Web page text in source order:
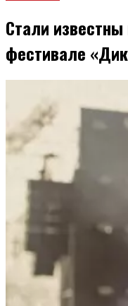
Стали
фестивале